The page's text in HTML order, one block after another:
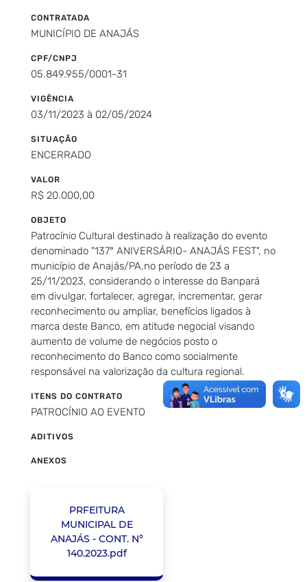
CONTRATADA
MUNICÍPIO DE ANAJÁS
CPF/CNPJ
05.849.955/0001-31
VIGÊNCIA
03/11/2023 à 02/05/2024
SITUAÇÃO
ENCERRADO
VALOR
R$ 20.000,00
OBJETO
Patrocínio Cultural destinado à realização do evento
denominado "137° ANIVERSÁRIO- ANAJÁS FEST", no
município de Anajás/PA,no período de 23 a
25/11/2023, considerando o interesse do Banpará
em divulgar, fortalecer, agregar, incrementar, gerar
reconhecimento ou ampliar, benefícios ligados à
marca deste Banco, em atitude negocial visando
aumento de volume de negócios posto o
reconhecimento do Banco como socialmente
responsável na valorização da cultura regional.
ITENS DO CONTRATO
PATROCÍNIO AO EVENTO
ADITIVOS
ANEXOS
PRFEITURA
MUNICIPAL DE
ANAJÁS - CONT. N°
140.2023.pdf